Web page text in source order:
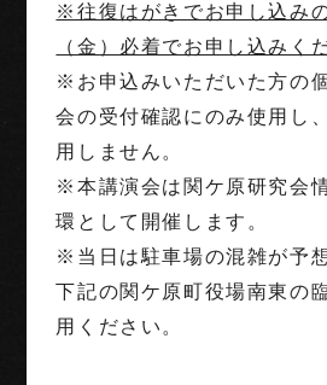
※往復はがきでお申し込み
（金）必着でお申し込みく
※お申込みいただいた方の
会の受付確認にのみ使用し
用しません。
※本講演会は関ケ原研究会
環として開催します。
※当日は駐車場の混雑が予
下記の関ケ原町役場南東の
用ください。